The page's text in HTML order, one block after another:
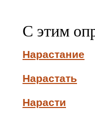
С этим
Нарастание
Нарастать
Нарасти